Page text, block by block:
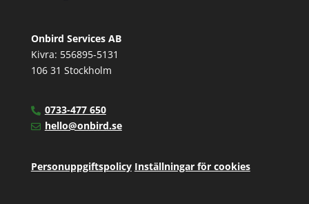
Onbird Services AB
Kivra: 556895-5131
106 31 Stockholm
0733-477 650
hello@onbird.se
Personuppgiftspolicy Inställningar för cookies